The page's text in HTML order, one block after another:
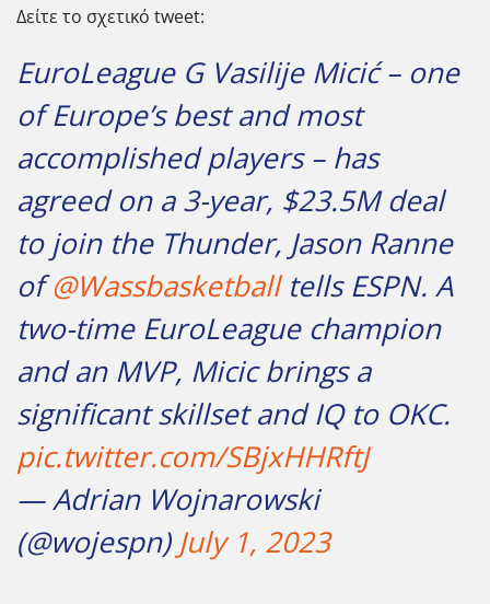
Δείτε το σχετικό tweet:
EuroLeague G Vasilije Micić – one
of Europe’s best and most
accomplished players – has
agreed on a 3-year, $23.5M deal
to join the Thunder, Jason Ranne
of@Wassbasketballtells ESPN. A
two-time EuroLeague champion
and an MVP, Micic brings a
significant skillset and IQ to OKC.
pic.twitter.com/SBjxHHRftJ
— Adrian Wojnarowski
(@wojespn) July 1, 2023